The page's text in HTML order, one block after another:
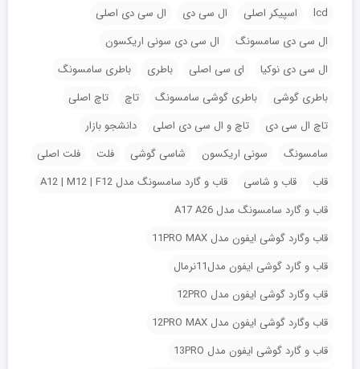
lcd اسپیکر اصلی ال سی دی
ال سی دی اصلی
ال سی دی سامسونگ
ال سی دی سونی اریکسون
ال سی دی نوکیا
ای سی اصلی باطری
باطری سامسونگ
باطری گوشی
باطری گوشی سامسونگ تاچ
تاچ اصلی
تاچ ال سی دی
تاچ و ال سی دی اصلی
دانشجو بازار
سامسونگ
سونی اریکسون شاسی گوشی فلت
فلت اصلی
قاب
قاب و شاسی
قاب و گارد سامسونگ مدل A12 | M12 | F12
قاب و گارد سامسونگ مدل A17 A26
قاب وگارد گوشی ایفون مدل 11PRO MAX
قاب و گارد گوشی ایفون مدل11نرمال
قاب وگارد گوشی ایفون مدل 12PRO
قاب وگارد گوشی ایفون مدل 12PRO MAX
قاب و گارد گوشی ایفون مدل 13PRO